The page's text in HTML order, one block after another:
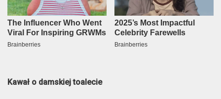
Kawał o damskiej toalecie